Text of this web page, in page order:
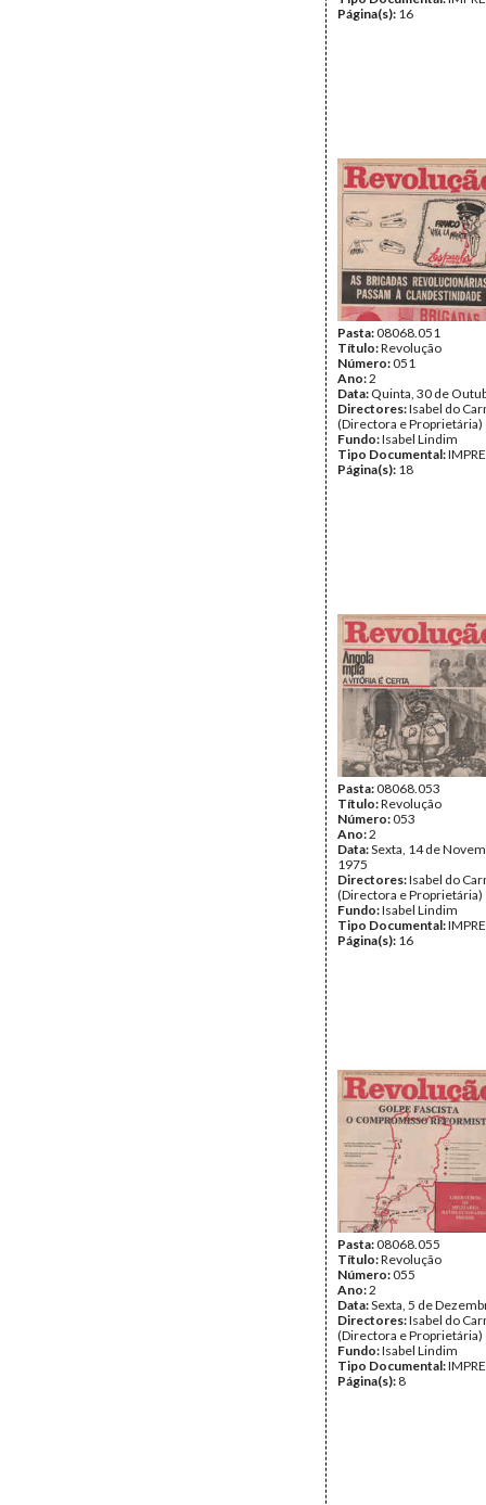
Página(s): 16
Pasta:08068.051
Título:Revolução
Número:051
Ano:2
Data: Quinta, 30 de
Directores:Isabel do
(Directora e Proprietária)
Fundo:Isabel Lindim
Tipo Documental:
Página(s): 18
Pasta:08068.053
Título:Revolução
Número:053
Ano:2
Data:Sexta, 14 de
1975
Directores:Isabel do
(Directora e Proprietária)
Fundo:Isabel Lindim
Tipo Documental:
Página(s): 16
Pasta:08068.055
Título:Revolução
Número:055
Ano:2
Data:Sexta, 5 de
Directores:Isabel do
(Directora e Proprietária)
Fundo:Isabel Lindim
Tipo Documental:
Página(s): 8